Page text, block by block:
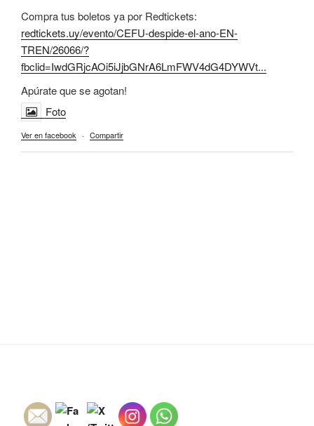
Compra tus boletos ya por Redtickets:
redtickets.uy/evento/CEFU-despide-el-ano-EN-
TREN/26066/?
fbclid=IwdGRjcAOi5iJjbGNrA6LmFWV4dG4DYWVt...
Apúrate que se agotan!
Foto
Ver en facebook · Compartir